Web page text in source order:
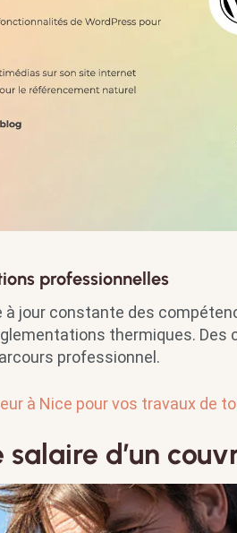
professionnelles
jour constante des
thermiques.
professionnel.
à Nice pour vos travaux de
d’un